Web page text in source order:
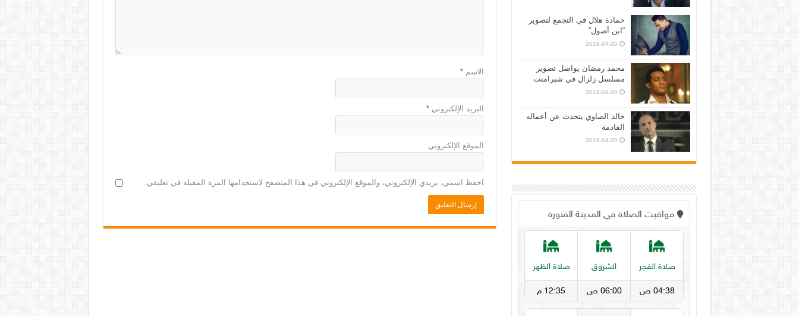
الاسم*
البريد الإلكتروني*
الموقع الإلكتروني
احفظ اسمي، بريدي الإلكتروني، والموقع الإلكتروني في هذا المتصفح لاستخدامها المرة المقبلة في تعليقي.
حمادة هلال في التجمع لتصوير
“ابن أصول”
2019-04-20
محمد رمضان يواصل تصوير
مسلسل زلزال في شبرامنت
2019-04-20
خالد الصاوي يتحدث عن أعماله
القادمة
2019-04-20